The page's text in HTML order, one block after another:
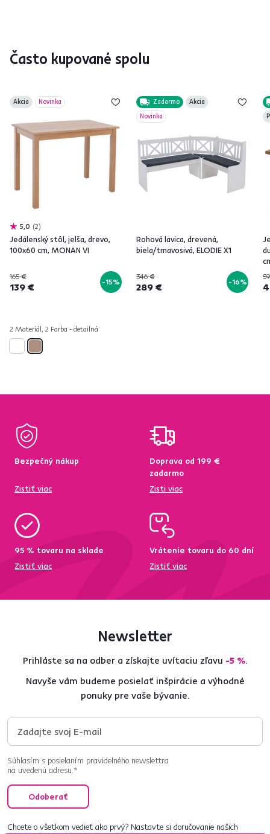
Často kupované spolu
Akcia Novinka
5,0 2
Jedálenský stôl, jelša, drevo,
100x60 cm, MONAN VI
165 €
139 € -15%
2 Materiál, 2 Farba - detailná
Zadarmo
Akcia
Novinka
Rohová lavica, drevená,
biela/tmavosivá, ELODIE X1
346 €
289 € -16%
Bezpečný nákup
Zistiť viac
Doprava od 199 €
zadarmo
Zisti viac
95 % tovaru na sklade
Zistiť viac
Vrátenie tovaru do 60 dní
Zistiť viac
Newsletter
Prihláste sa na odber a získajte uvítaciu zľavu -5 %.
Navyše vám budeme posielať inšpirácie a výhodné
ponuky pre vaše bývanie.
Súhlasím s posielaním pravidelného newslettra
na uvedenú adresu.*
Odoberať
Chcete o všetkom vedieť ako prvý? Nastavte si doručovanie našich